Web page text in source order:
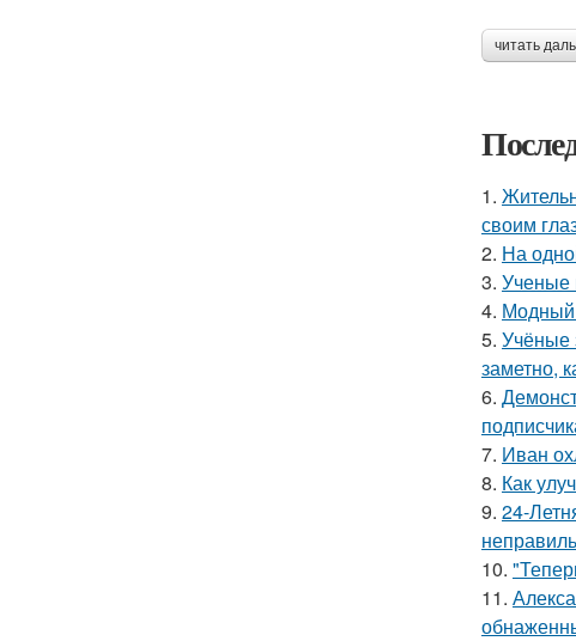
читать
1.
своим
2. На
3. Ученые
4. Модный
5. Учёные
заметно,
6.
7. Иван
8. Как
9. 24-
10.
11.